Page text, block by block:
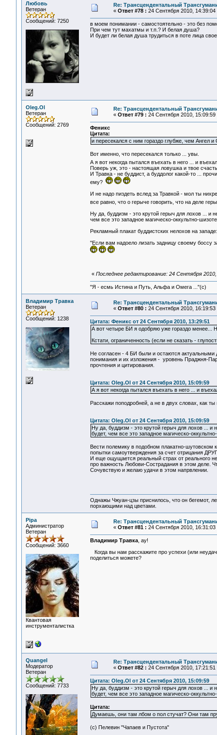
Любовь
Ветеран
Сообщений: 7250
Re: Трансцендентальный
« Ответ #78 : 24 Сентября 2010, 14:39:04
в моем понимании - самостоятельно - это без
При чем тут махатмы и т.п.? И белая душа?
И будет ли белая душа трудиться в поте лица
Oleg.Ol
Ветеран
Сообщений: 2769
Re: Трансцендентальный
« Ответ #79 : 24 Сентября 2010, 15:09:59
Феникс
Цитата:
и пересекался с ним гораздо глубже, чем Ангел и
Вот именно, что пересекался только ... увы.
А я вот некогда пытался въехать в него ... и
Поверь уж, это - настоящая ловушка и твое
И Травка - не буддист, а буддолог какой-то ...
ему?
И не надо пиздеть вслед за Травкой - мол ты
все равно, что о герыче говорить, что на деле
Ну да, буддизм - это крутой герыч для лохов ... и
чем все это западное магическо-оккультно-
Рекламный плакат буддистских нелохов на западе:
"Если вам надоело лизать задницу своему
« Последнее редактирование: 24 Сентября
"Я - есмь Истина и Путь, Альфа и Омега ..."(с)
Владимир Травка
Ветеран
Сообщений: 1238
Re: Трансцендентальный
« Ответ #80 : 24 Сентября 2010, 16:19:53
Цитата: Феникс от 24 Сентября 2010, 13:29:51
А вот четыре БИ я одобряю уже гораздо менее...
Кстати, ограниченность (если не сказать -
Не согласен - 4 БИ были и остаются актуальными
понимания и их изложения - уровень Праджня-
прочтения и цитирования.
Цитата: Oleg.Ol от 24 Сентября 2010, 15:09:59
А я вот некогда пытался въехать в него ... и
Расскажи поподробней, а не в двух словах, как
Цитата: Oleg.Ol от 24 Сентября 2010, 15:09:59
Ну да, буддизм - это крутой герыч для лохов ...
будет, чем все это западное магическо-
Вести полемику в подобном плакатно-
попытки самоутверждения за счет отрицания
И еще ощущается реальный страх от реального
про важность Любови-Сострадания в этом деле.
Сочувствую и желаю удачи в этом напрвлении.
Однажы Чжуан-цзы приснилось, что он бегемот,
порхающими над цветами.
Pipa
Администратор
Ветеран
Сообщений: 3660
Квантовая
инструменталистка
Re: Трансцендентальный
« Ответ #81 : 24 Сентября 2010, 16:31:03
Владимир Травка, ау!
Когда вы нам расскажите про успехи (или
поделиться можете?
Quangel
Модератор
Ветеран
Сообщений: 7733
Re: Трансцендентальный
« Ответ #82 : 24 Сентября 2010, 17:21:51
Цитата: Oleg.Ol от 24 Сентября 2010, 15:09:59
Ну да, буддизм - это крутой герыч для лохов ...
будет, чем все это западное магическо-
Цитата:
Думаешь, они там лбом о пол стучат? Они там
(c) Пелевин "Чапаев и Пустота"